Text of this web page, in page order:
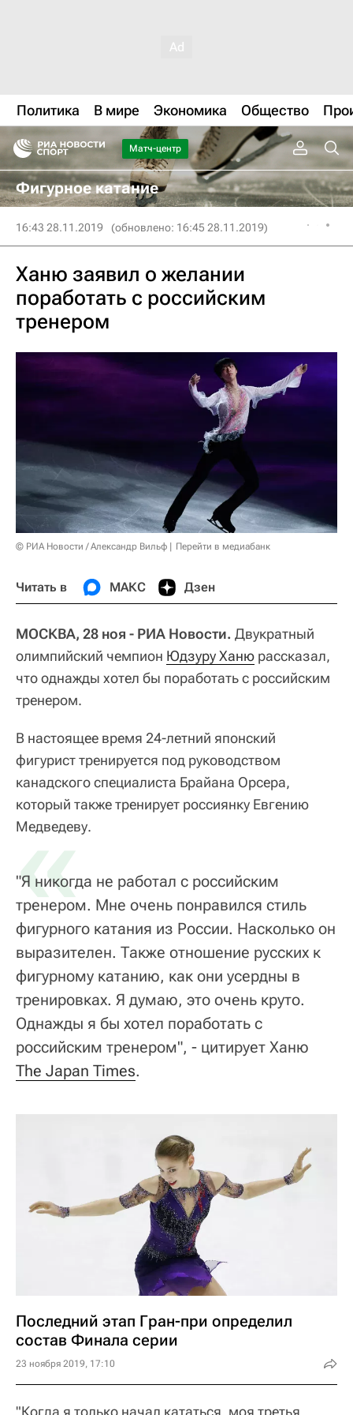
Политика В мире Экономика Общество
Матч-центр
Фигурное катание
16:43 28.11.2019 (обновлено: 16:45 28.11.2019)
Ханю заявил о желании
поработать с российским
тренером
© РИА Новости / Александр Вильф Перейти в медиабанк
Читать в МАКС Дзен
МОСКВА, 28 ноя - РИА Новости. Двукратный
олимпийский чемпион Юдзуру Ханю рассказал,
что однажды хотел бы поработать с российским
тренером.
В настоящее время 24-летний японский
фигурист тренируется под руководством
канадского специалиста Брайана Орсера,
который также тренирует россиянку Евгению
Медведеву.
«
"Я никогда не работал с российским
тренером. Мне очень понравился стиль
фигурного катания из России. Насколько он
выразителен. Также отношение русских к
фигурному катанию, как они усердны в
тренировках. Я думаю, это очень круто.
Однажды я бы хотел поработать с
российским тренером", - цитирует Ханю
The Japan Times.
Последний этап Гран-при определил
состав Финала серии
23 ноября 2019, 17:10
"Когда я только начал кататься, моя третья